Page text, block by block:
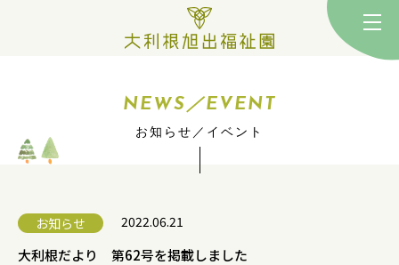
NEWS／EVENT
お知らせ／イベント
お知らせ 2022.06.21
大利根だより 第62号を掲載しました